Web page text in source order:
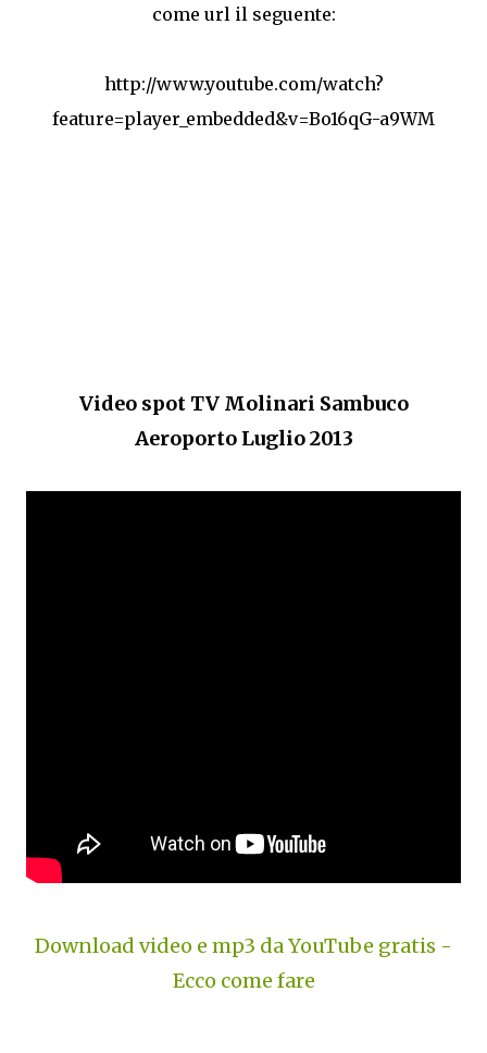
come url il seguente:
http://www.youtube.com/watch?
feature=player_embedded&v=Bo16qG-a9WM
Video spot TV Molinari Sambuco
Aeroporto Luglio 2013
Download video e mp3 da YouTube gratis -
Ecco come fare